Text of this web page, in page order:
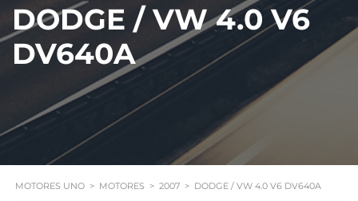
DODGE / VW 4.0 V6
DV640A
MOTORES UNO > MOTORES > 2007 > DODGE / VW 4.0 V6 DV640A